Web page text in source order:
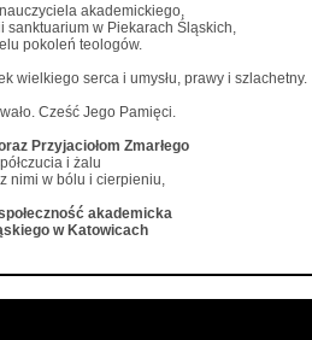
akademickiego,
w Piekarach Śląskich,
pokoleń teologów.
wielkiego serca i umysłu, prawy i szlachetny.
Cześć Jego Pamięci.
Przyjaciołom Zmarłego
i żalu
nimi w bólu i cierpieniu,
akademicka
w Katowicach